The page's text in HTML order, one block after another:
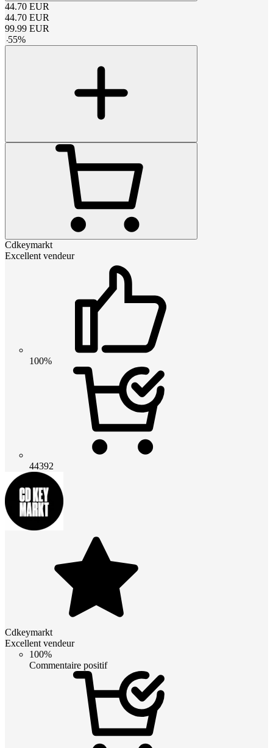
44.70 EUR
44.70 EUR
99.99 EUR
-55%
Cdkeymarkt
Excellent vendeur
100%
44392
Cdkeymarkt
Excellent vendeur
100%
Commentaire positif